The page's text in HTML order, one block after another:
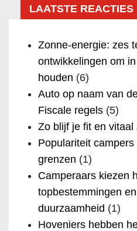
LAATSTE REACTIES
Zonne-energie: zes
ontwikkelingen om
houden (6)
Auto op naam van
Fiscale regels (5)
Zo blijf je fit en
Populariteit campers
grenzen (1)
Camperaars kiezen
topbestemmingen
duurzaamheid (1)
Hoveniers hebben